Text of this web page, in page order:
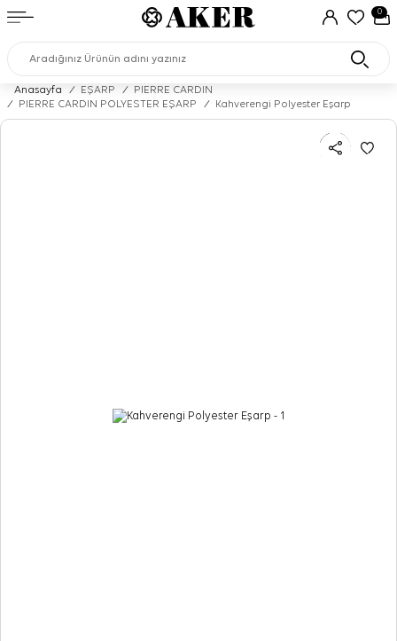
0
Anasayfa / EŞARP /
PIERRE CARDIN
/
PIERRE CARDIN POLYESTER EŞARP / Kahverengi Polyester Eşarp